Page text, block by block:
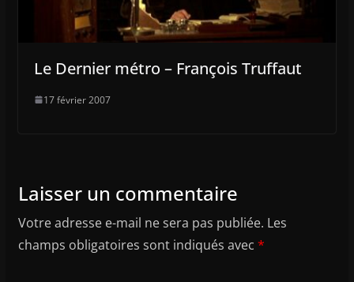
Le Dernier métro – François Truffaut
17 février 2007
Laisser un commentaire
Votre adresse e-mail ne sera pas publiée. Les
champs obligatoires sont indiqués avec *